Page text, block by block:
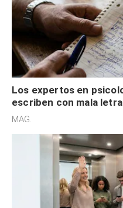
Los expertos en
escriben con mala
acelerado y no lo
MAG.